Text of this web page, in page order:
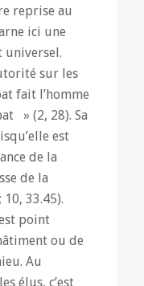
reprise au
ici une
universel.
sur les
fait l’homme
» (2, 28). Sa
est
de la
de la
33.45).
point
ou de
Au
élus, c’est